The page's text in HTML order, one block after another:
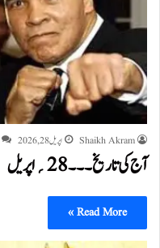
Shaikh Akram اپریل 28, 2026
آج کی تاریخ۔۔۔28؍اپریل
Read More »